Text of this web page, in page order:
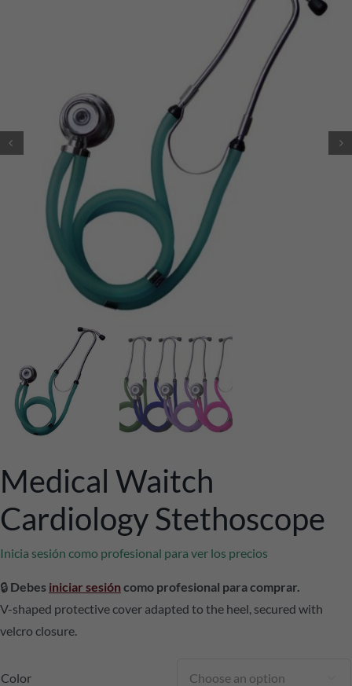
Medical Waitch
Cardiology Stethoscope
Inicia sesión como profesional para ver los precios
🔒 Debes iniciar sesión como profesional para comprar.
V-shaped protective cover adapted to the heel, secured with
velcro closure.
Color